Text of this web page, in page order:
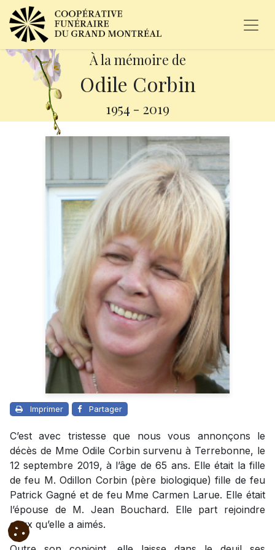
À la mémoire de
Odile Corbin
1954 - 2019
Imprimer Partager
C’est avec tristesse que nous vous annonçons le
décès de Mme Odile Corbin survenu à Terrebonne, le
12 septembre 2019, à l’âge de 65 ans. Elle était la fille
de feu M. Odillon Corbin (père biologique) fille de feu
Patrick Gagné et de feu Mme Carmen Larue. Elle était
l’épouse de M. Jean Bouchard. Elle part rejoindre
ceux qu’elle a aimés.